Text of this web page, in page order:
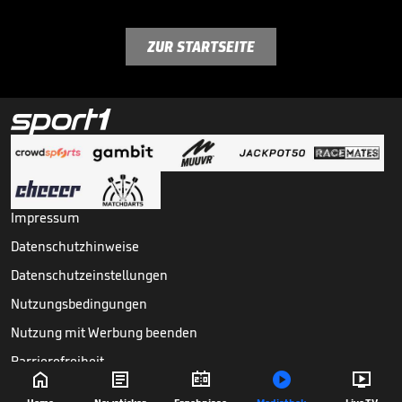
    
ZUR STARTSEITE
Impressum
Datenschutzhinweise
Datenschutzeinstellungen
Nutzungsbedingungen
Nutzung mit Werbung beenden
Barrierefreiheit
Copyright © Sport1 GmbH. Alle Rechte vorbehalten.